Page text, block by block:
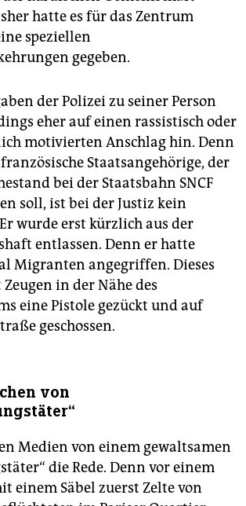
hatte es für das Zentrum
speziellen
gegeben.
der Polizei zu seiner Person
eher auf einen rassistisch oder
motivierten Anschlag hin. Denn
Staatsangehörige, der
bei der Staatsbahn SNCF
soll, ist bei der Justiz kein
wurde erst kürzlich aus der
entlassen. Denn er hatte
Migranten angegriffen. Dieses
in der Nähe des
eine Pistole gezückt und auf
geschossen.
von
Medien von einem gewaltsamen
die Rede. Denn vor einem
einem Säbel zuerst Zelte von